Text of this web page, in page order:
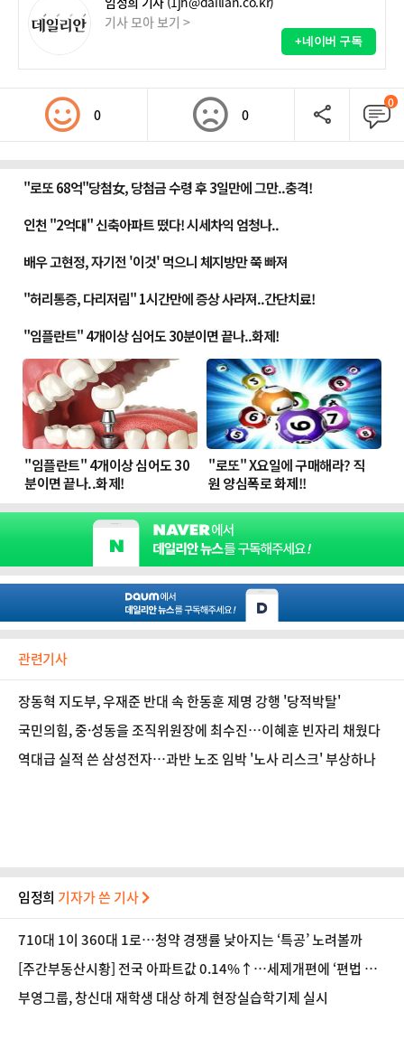
기사 모아 보기 >
+네이버 구독
0 0
0
관련기사
장동혁 지도부, 우재준 반대 속 한동훈 제명 강행 '당적박탈'
국민의힘, 중·성동을 조직위원장에 최수진…이혜훈 빈자리 채웠다
역대급 실적 쓴 삼성전자…과반 노조 임박 '노사 리스크' 부상하나
임정희 기자가 쓴 기사
710대 1이 360대 1로…청약 경쟁률 낮아지는 ‘특공’ 노려볼까
[주간부동산시황] 전국 아파트값 0.14%↑…세제개편에 ‘편법 주
소 이전’ 우려
부영그룹, 창신대 재학생 대상 하계 현장실습학기제 실시